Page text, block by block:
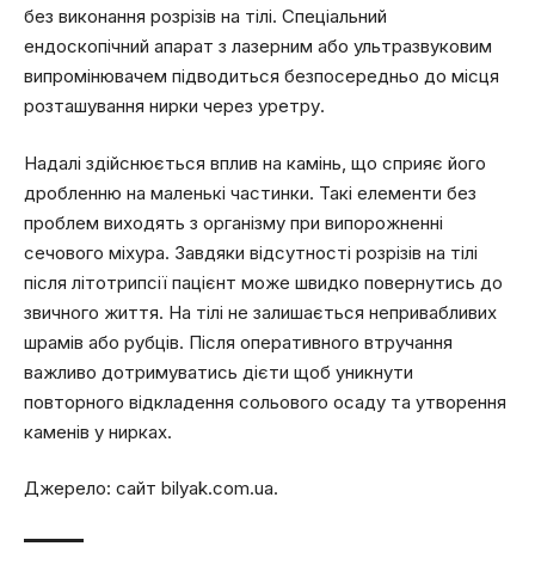
без виконання розрізів на тілі. Спеціальний
ендоскопічний апарат з лазерним або ультразвуковим
випромінювачем підводиться безпосередньо до місця
розташування нирки через уретру.
Надалі здійснюється вплив на камінь, що сприяє його
дробленню на маленькі частинки. Такі елементи без
проблем виходять з організму при випорожненні
сечового міхура. Завдяки відсутності розрізів на тілі
після літотрипсії пацієнт може швидко повернутись до
звичного життя. На тілі не залишається непривабливих
шрамів або рубців. Після оперативного втручання
важливо дотримуватись дієти щоб уникнути
повторного відкладення сольового осаду та утворення
каменів у нирках.
Джерело: сайт bilyak.com.ua.